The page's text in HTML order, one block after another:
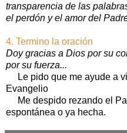
transparencia de las
el perdón y el amor del
4. Termino la oración
Doy gracias a Dios por su
por su fuerza...
Le pido que me ayude a
Evangelio
Me despido rezando el
espontánea o ya hecha.